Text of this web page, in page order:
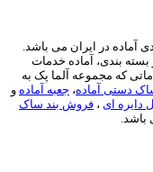
در ایران می باشد.
و بسته بندی، آماده خدمات
مجموعه آلما پک به
آماده ،جعبه آماده و
ای،فروش بند ساک